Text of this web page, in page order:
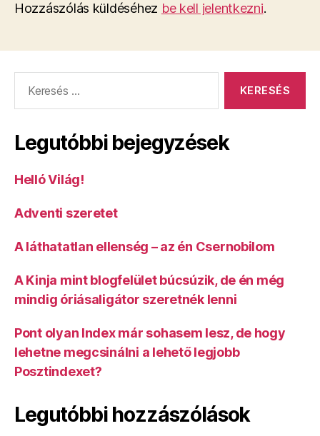
Hozzászólás küldéséhez be kell jelentkezni.
Legutóbbi bejegyzések
Helló Világ!
Adventi szeretet
A láthatatlan ellenség – az én Csernobilom
A Kinja mint blogfelület búcsúzik, de én még
mindig óriásaligátor szeretnék lenni
Pont olyan Index már sohasem lesz, de hogy
lehetne megcsinálni a lehető legjobb
Posztindexet?
Legutóbbi hozzászólások